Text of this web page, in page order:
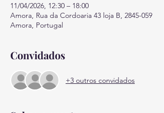
11/04/2026, 12:30 – 18:00
Amora, Rua da Cordoaria 43 loja B, 2845-059
Amora, Portugal
Convidados
+3 outros convidados